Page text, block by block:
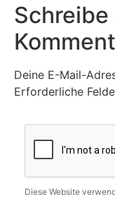
Schreibe
Deine E-Mail-
Erforderliche
Diese Website